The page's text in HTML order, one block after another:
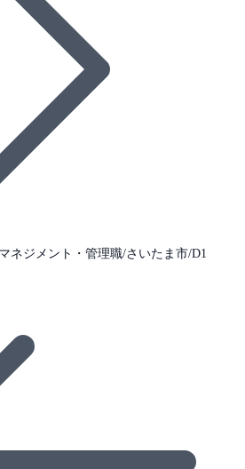
ネジメント・管理職/さいたま市/D1